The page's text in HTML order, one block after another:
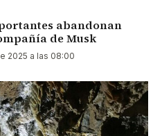
abandonan
de Musk
2025 a las 08:00